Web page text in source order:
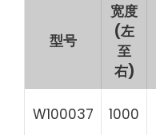
型号
宽度
(左
至
右)
W100037 1000